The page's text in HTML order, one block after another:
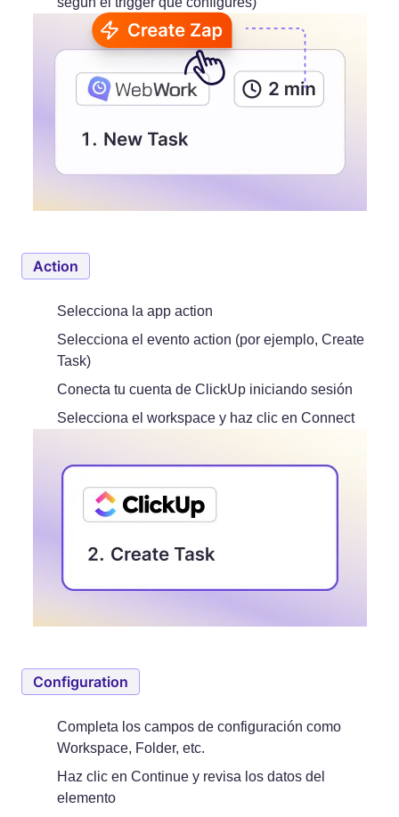
Action
Selecciona la app action
Selecciona el evento action (por ejemplo, Create
Task)
Conecta tu cuenta de ClickUp iniciando sesión
Selecciona el workspace y haz clic en Connect
Configuration
Completa los campos de configuración como
Workspace, Folder, etc.
Haz clic en Continue y revisa los datos del
elemento